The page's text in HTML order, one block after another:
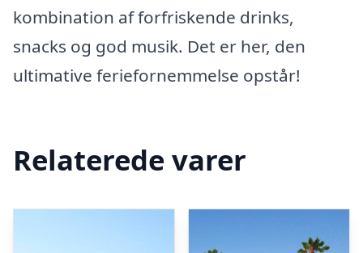
kombination af forfriskende drinks,
snacks og god musik. Det er her, den
ultimative feriefornemmelse opstår!
Relaterede varer